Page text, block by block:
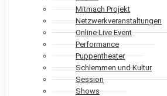
Mitmach Projekt
Netzwerkveranstaltungen
Online Live Event
Performance
Puppentheater
Schlemmen und Kultur
Session
Shows